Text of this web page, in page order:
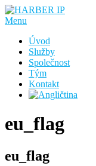
Přeskočit
na
Menu
Úvod
Služby
Společnost
Tým
Kontakt
eu_flag
eu_flag